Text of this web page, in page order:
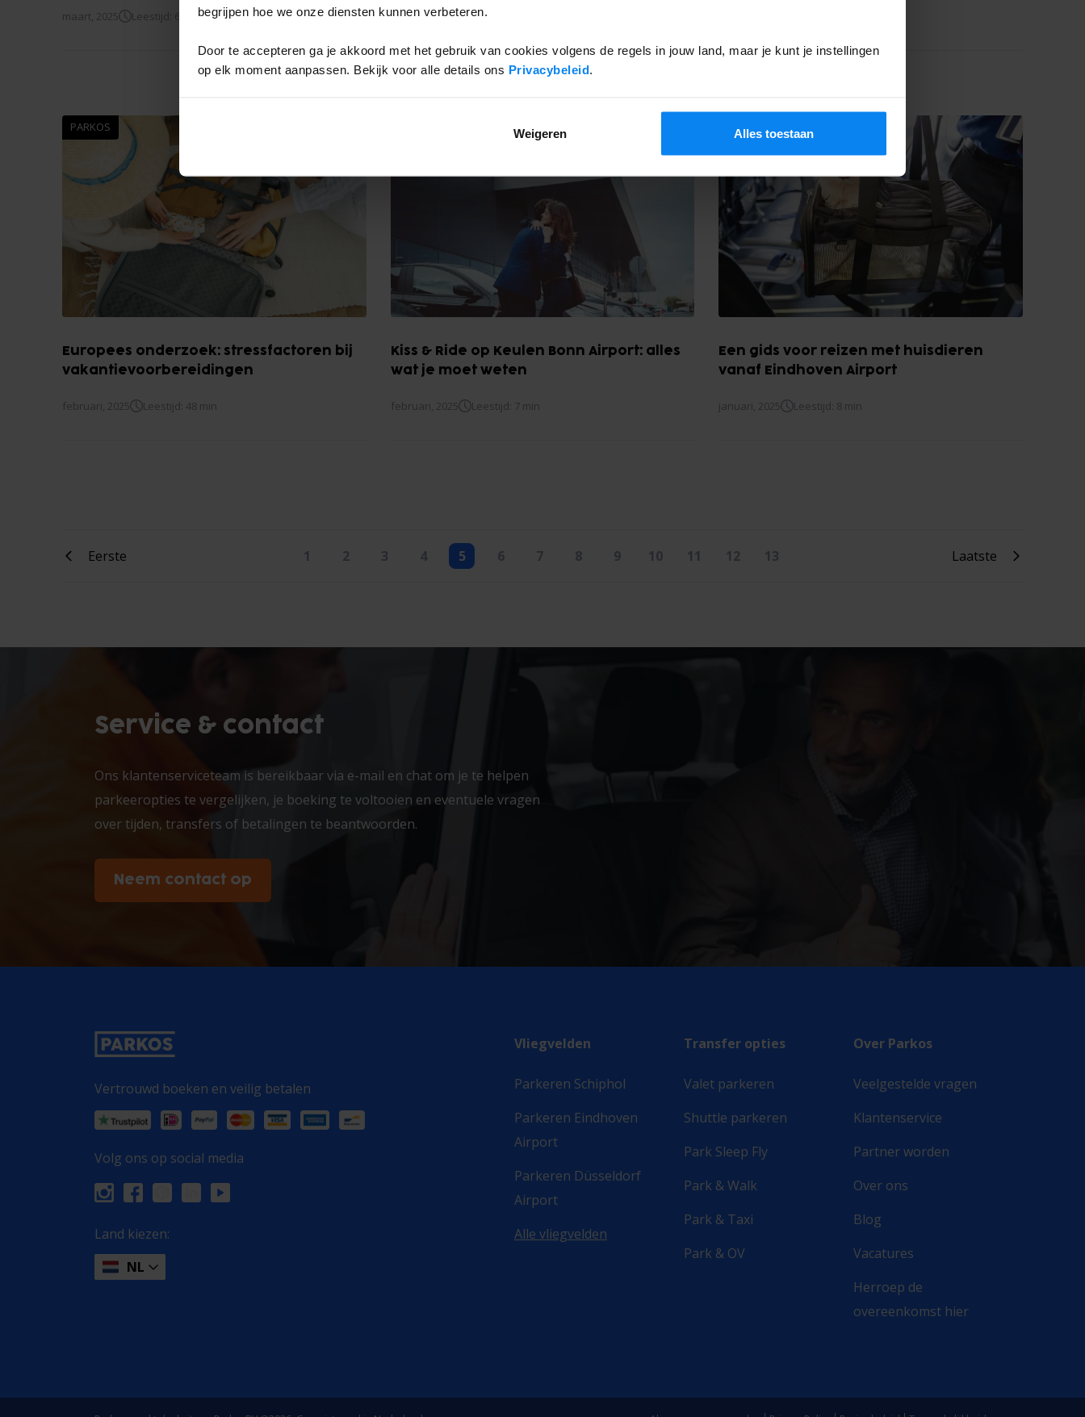
begrijpen hoe we onze diensten kunnen verbeteren.
Door te accepteren ga je akkoord met het gebruik van cookies volgens de regels in jouw land, maar je kunt je instellingen
op elk moment aanpassen. Bekijk voor alle details ons Privacybeleid.
Weigeren Alles toestaan
maart, 2025 Leestijd: 6 min maart, 2025 Leestijd: 8 min
PARKOS
Europees onderzoek: stressfactoren bij
vakantievoorbereidingen
februari, 2025 Leestijd: 48 min
Kiss & Ride op Keulen Bonn Airport: alles
wat je moet weten
februari, 2025 Leestijd: 7 min
REISTIPS
Een gids voor reizen met huisdieren
vanaf Eindhoven Airport
januari, 2025 Leestijd: 8 min
Eerste 1 2 3 4 5 6 7 8 9 10 11 12 13 Laatste
Service & contact
Ons klantenserviceteam is bereikbaar via e-mail en chat om je te helpen
parkeeropties te vergelijken, je boeking te voltooien en eventuele vragen
over tijden, transfers of betalingen te beantwoorden.
Neem contact op
Vertrouwd boeken en veilig betalen
Volg ons op social media
Land kiezen:
NL
Vliegvelden
Parkeren Schiphol
Parkeren Eindhoven
Airport
Parkeren Düsseldorf
Airport
Alle vliegvelden
Transfer opties
Valet parkeren
Shuttle parkeren
Park Sleep Fly
Park & Walk
Park & Taxi
Park & OV
Over Parkos
Veelgestelde vragen
Klantenservice
Partner worden
Over ons
Blog
Vacatures
Herroep de
overeenkomst hier